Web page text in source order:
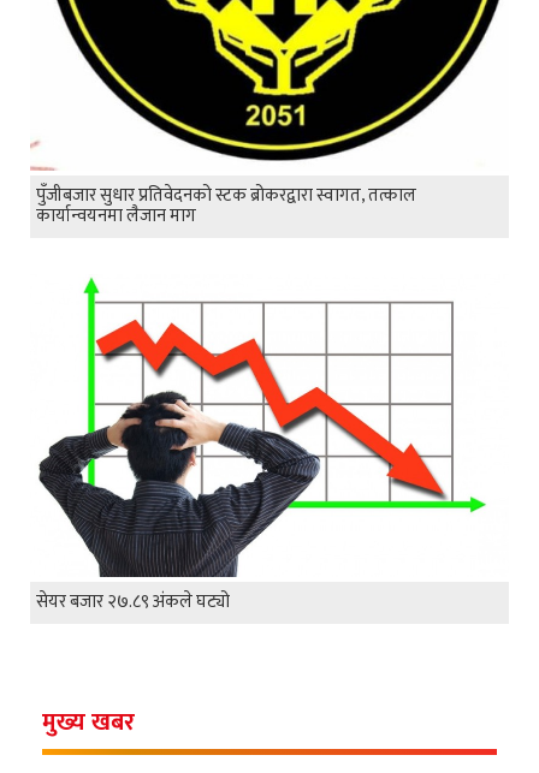
पुँजीबजार सुधार प्रतिवेदनको स्टक ब्रोकरद्वारा स्वागत, तत्काल
कार्यान्वयनमा लैजान माग
सेयर बजार २७.८९ अंकले घट्यो
मुख्य खबर